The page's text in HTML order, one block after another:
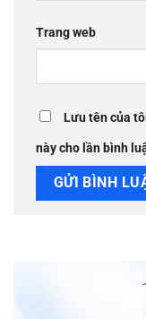
Trang web
Lưu tên của
này cho lần bình